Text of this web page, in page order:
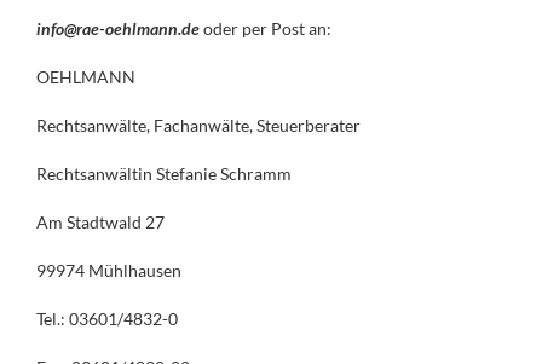
info@rae-oehlmann.deoder per Post an:
OEHLMANN
Rechtsanwälte, Fachanwälte, Steuerberater
Rechtsanwältin Stefanie Schramm
Am Stadtwald 27
99974 Mühlhausen
Tel.: 03601/4832-0